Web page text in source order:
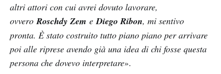
altri attori con cui avrei dovuto lavorare,
ovveroRoschdy Zem eDiego Ribon, mi sentivo
pronta. È stato costruito tutto piano piano per arrivare
poi alle riprese avendo già una idea di chi fosse questa
persona che dovevo interpretare».